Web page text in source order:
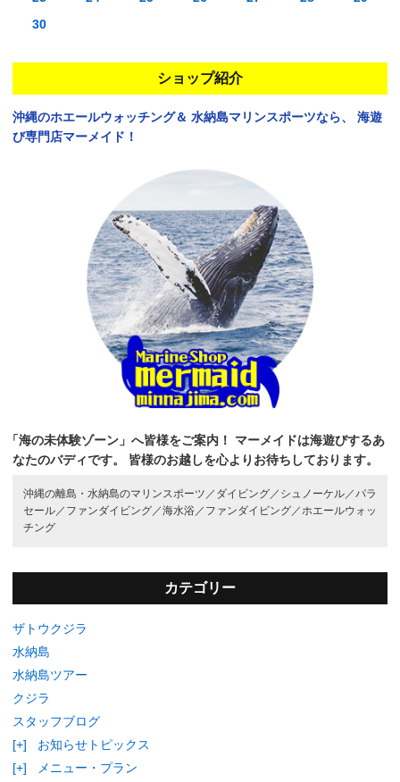
30
ショップ紹介
沖縄のホエールウォッチング＆ 水納島マリンスポーツなら、
海遊
び専門店マーメイド！
「海の未体験ゾーン」へ皆様をご案内！
マーメイドは海遊びするあ
なたのバディです。
皆様のお越しを心よりお待ちしております。
沖縄の離島・水納島のマリンスポーツ／ ダイビング／ シュノーケル／ パラ
セール／ ファンダイビング／海水浴／ ファンダイビング／ ホエールウォッ
チング
カテゴリー
ザトウクジラ
水納島
水納島ツアー
クジラ
スタッフブログ
[+]
お知らせトピックス
[+]
メニュー・プラン